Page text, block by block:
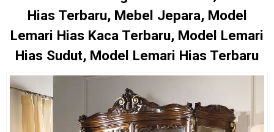
Hias Terbaru, Mebel Jepara, Model
Lemari Hias Kaca Terbaru, Model Lemari
Hias Sudut, Model Lemari Hias Terbaru